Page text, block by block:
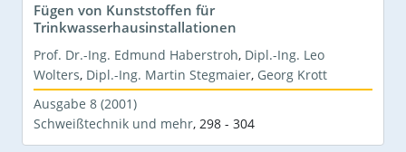
Fügen von Kunststoffen für
Trinkwasserhausinstallationen
Prof. Dr.-Ing. Edmund Haberstroh, Dipl.-Ing. Leo
Wolters, Dipl.-Ing. Martin Stegmaier, Georg Krott
Ausgabe 8 (2001)
Schweißtechnik und mehr, 298 - 304